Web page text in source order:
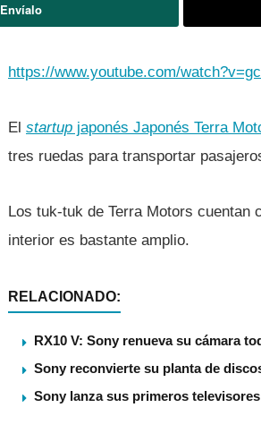
Envíalo
https://www.youtube.com/
El startup japonés Japonés Terra
tres ruedas para transportar
Los tuk-tuk de Terra Motors cuentan
interior es bastante amplio.
RELACIONADO:
RX10 V: Sony renueva su cámara
Sony reconvierte su planta de
Sony lanza sus primeros